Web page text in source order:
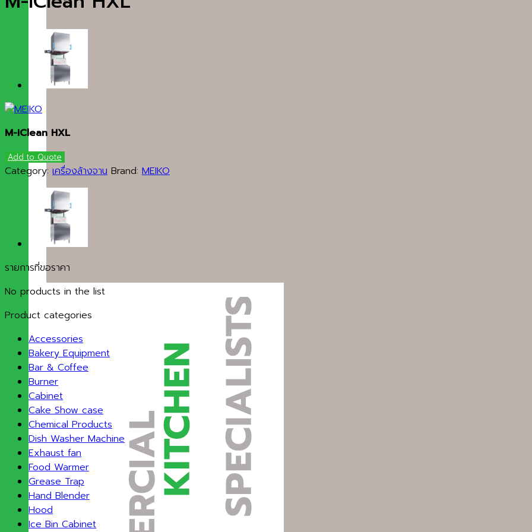
M-iClean HXL
Add to Quote
Category: เครื่องล้างจาน Brand: MEIKO
รายการที่ขอราคา
No products in the list
Product categories
Accessories
Bakery Equipment
Bar & Coffee
Burner
Cabinet
Cake Show case
Chemical Products
Dish Washer Machine
Exhaust fan
Food Warmer
Grease Trap
Hand Blender
Hood
Ice Bin Cabinet